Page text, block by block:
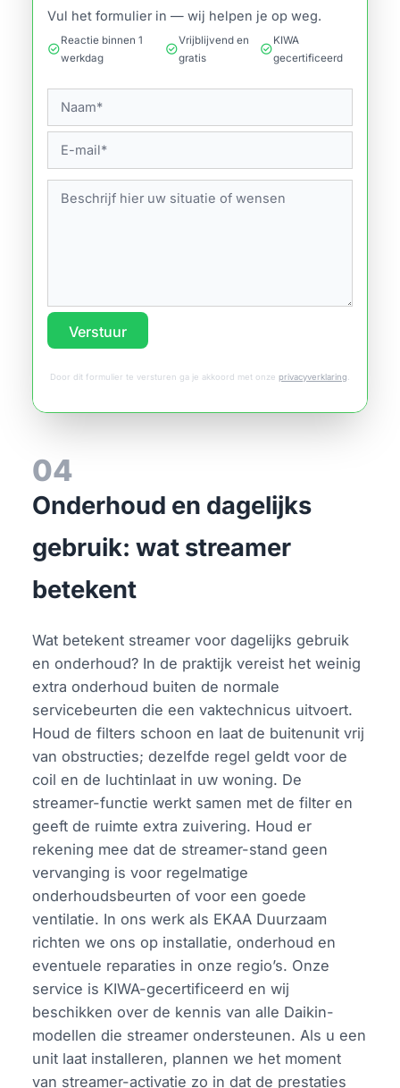
Vul het formulier in — wij helpen je op weg.
check_circle
Reactie binnen 1
werkdag
check_circle
Vrijblijvend en
gratis
check_circle
KIWA
gecertificeerd
Verstuur
Door dit formulier te versturen ga je akkoord met onze privacyverklaring
04
Onderhoud en dagelijks
gebruik: wat streamer
betekent
Wat betekent streamer voor dagelijks gebruik
en onderhoud? In de praktijk vereist het weinig
extra onderhoud buiten de normale
servicebeurten die een vaktechnicus uitvoert.
Houd de filters schoon en laat de buitenunit vrij
van obstructies; dezelfde regel geldt voor de
coil en de luchtinlaat in uw woning. De
streamer-functie werkt samen met de filter en
geeft de ruimte extra zuivering. Houd er
rekening mee dat de streamer-stand geen
vervanging is voor regelmatige
onderhoudsbeurten of voor een goede
ventilatie. In ons werk als EKAA Duurzaam
richten we ons op installatie, onderhoud en
eventuele reparaties in onze regio’s. Onze
service is KIWA-gecertificeerd en wij
beschikken over de kennis van alle Daikin-
modellen die streamer ondersteunen. Als u een
unit laat installeren, plannen we het moment
van streamer-activatie zo in dat de prestaties